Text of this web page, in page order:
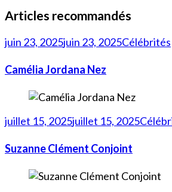
Articles recommandés
juin 23, 2025juin 23, 2025Célébrités
Camélia Jordana Nez
juillet 15, 2025juillet 15, 2025
Suzanne Clément Conjoint